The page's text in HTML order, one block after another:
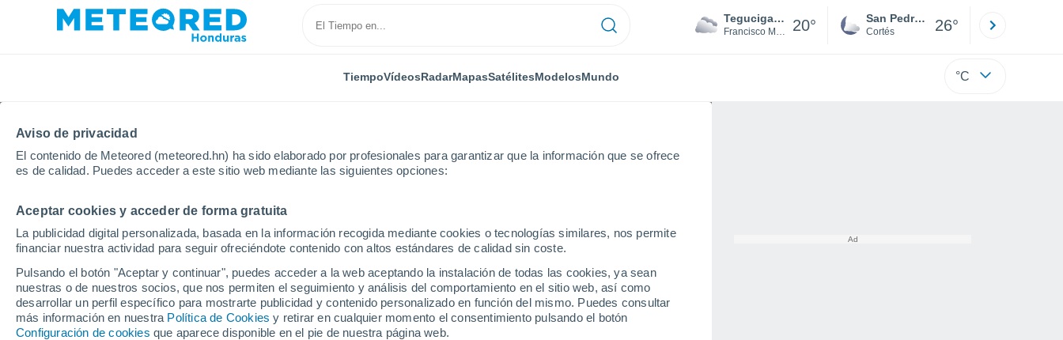
Aviso de privacidad
El contenido de Meteored (meteored.hn) ha sido elaborado por profesionales para garantizar que la información que se ofrece
es de calidad. Puedes acceder a este sitio web mediante las siguientes opciones:
Aceptar cookies y acceder de forma gratuita
La publicidad digital personalizada, basada en la información recogida mediante cookies o tecnologías similares, nos permite
financiar nuestra actividad para seguir ofreciéndote contenido con altos estándares de calidad sin coste.
Pulsando el botón "Aceptar y continuar", puedes acceder a la web aceptando la instalación de todas las cookies, ya sean
nuestras o de nuestros socios, que nos permiten el seguimiento y análisis del comportamiento en el sitio web, así como
desarrollar un perfil específico para mostrarte publicidad y contenido personalizado en función del mismo. Puedes consultar
más información en nuestra Política de Cookies y retirar en cualquier momento el consentimiento pulsando el botón
Configuración de cookies que aparece disponible en el pie de nuestra página web.
Tegucigalpa
Francisco Morazán 20° San Pedro Sula
Cortés 26°
TiempoVídeosRadarMapasSatélitesModelosMundo °C
Inicio Reino Unido Tierras Medias Occidentales
Tiempo en las Tierras Medias Occidentales
Hoy, 8 agosto Todo el día Símbolo
26°
25°